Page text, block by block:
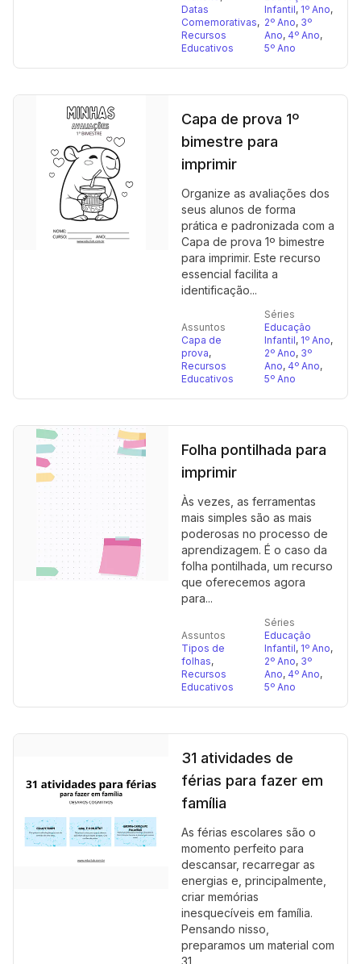
Datas
Comemorativas,
Recursos
Educativos
Infantil, 1º Ano,
2º Ano, 3º
Ano, 4º Ano,
5º Ano
Capa de prova 1º
bimestre para
imprimir
Organize as avaliações dos
seus alunos de forma
prática e padronizada com a
Capa de prova 1º bimestre
para imprimir. Este recurso
essencial facilita a
identificação...
Assuntos
Capa de
prova,
Recursos
Educativos
Séries
Educação
Infantil, 1º Ano,
2º Ano, 3º
Ano, 4º Ano,
5º Ano
Folha pontilhada para
imprimir
Às vezes, as ferramentas
mais simples são as mais
poderosas no processo de
aprendizagem. É o caso da
folha pontilhada, um recurso
que oferecemos agora
para...
Assuntos
Tipos de
folhas,
Recursos
Educativos
Séries
Educação
Infantil, 1º Ano,
2º Ano, 3º
Ano, 4º Ano,
5º Ano
31 atividades de
férias para fazer em
família
As férias escolares são o
momento perfeito para
descansar, recarregar as
energias e, principalmente,
criar memórias
inesquecíveis em família.
Pensando nisso,
preparamos um material com
31...